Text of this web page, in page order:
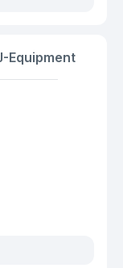
Equipment